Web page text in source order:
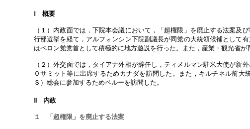
Ⅰ 概要
（１）内政面では，下院本会議において，「超権限」を廃止する法案
行部選挙を経て，アルフォンシン下院副議長が同党の大統領候補として
はペロン党党首として積極的に地方遊説を行った。また，産業・観光省が
（２）外交面では，タイアナ外相が辞任し，ティメルマン駐米大使が
０サミット等に出席するためカナダを訪問した。また，キルチネル前
Ｓ）総会に参加するためペルーを訪問した。
Ⅱ 内政
１ 「超権限」を廃止する法案